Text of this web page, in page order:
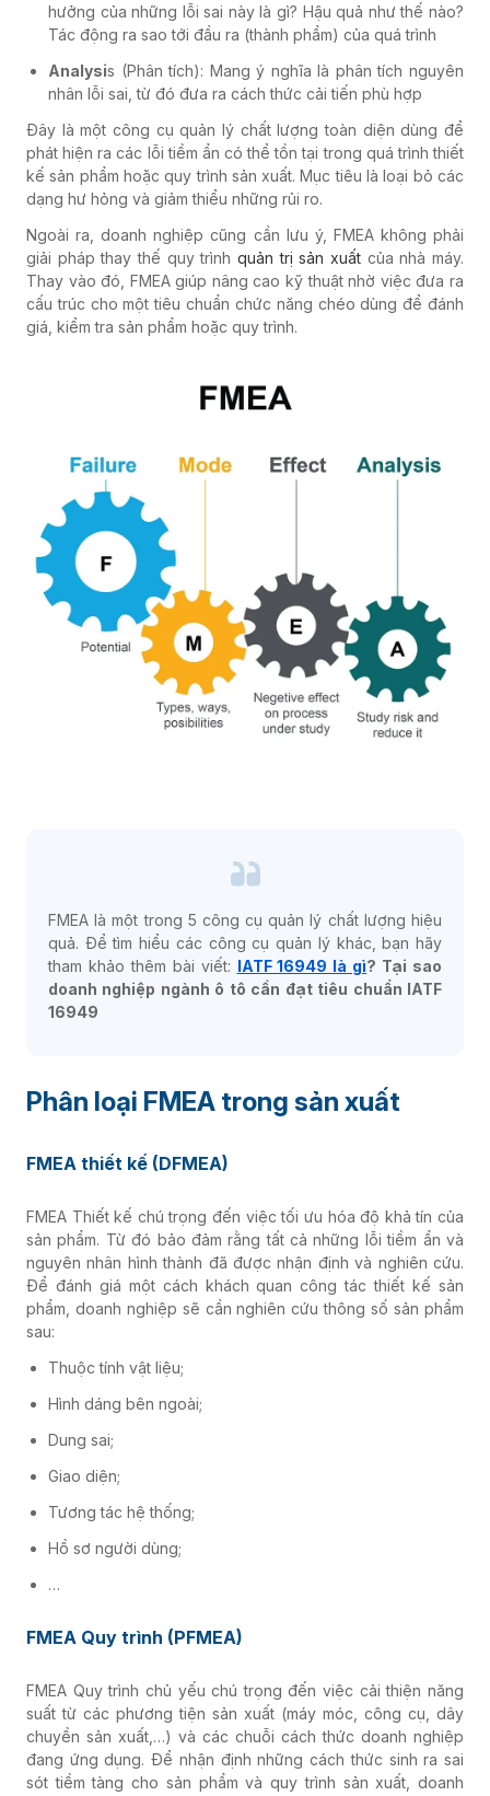
hưởng của những lỗi sai này là gì? Hậu quả như thế nào?
Tác động ra sao tới đầu ra (thành phẩm) của quá trình
Analysis (Phân tích): Mang ý nghĩa là phân tích nguyên
nhân lỗi sai, từ đó đưa ra cách thức cải tiến phù hợp
Đây là một công cụ quản lý chất lượng toàn diện dùng để
phát hiện ra các lỗi tiềm ẩn có thể tồn tại trong quá trình thiết
kế sản phẩm hoặc quy trình sản xuất. Mục tiêu là loại bỏ các
dạng hư hỏng và giảm thiểu những rủi ro.
Ngoài ra, doanh nghiệp cũng cần lưu ý, FMEA không phải
giải pháp thay thế quy trình quản trị sản xuất của nhà máy.
Thay vào đó, FMEA giúp nâng cao kỹ thuật nhờ việc đưa ra
cấu trúc cho một tiêu chuẩn chức năng chéo dùng để đánh
giá, kiểm tra sản phẩm hoặc quy trình.
FMEA là một trong 5 công cụ quản lý chất lượng hiệu
quả. Để tìm hiểu các công cụ quản lý khác, bạn hãy
tham khảo thêm bài viết: IATF 16949 là gì? Tại sao
doanh nghiệp ngành ô tô cần đạt tiêu chuẩn IATF
16949
Phân loại FMEA trong sản xuất
FMEA thiết kế (DFMEA)
FMEA Thiết kế chú trọng đến việc tối ưu hóa độ khả tín của
sản phẩm. Từ đó bảo đảm rằng tất cả những lỗi tiềm ẩn và
nguyên nhân hình thành đã được nhận định và nghiên cứu.
Để đánh giá một cách khách quan công tác thiết kế sản
phẩm, doanh nghiệp sẽ cần nghiên cứu thông số sản phẩm
sau:
Thuộc tính vật liệu;
Hình dáng bên ngoài;
Dung sai;
Giao diện;
Tương tác hệ thống;
Hồ sơ người dùng;
…
FMEA Quy trình (PFMEA)
FMEA Quy trình chủ yếu chú trọng đến việc cải thiện năng
suất từ các phương tiện sản xuất (máy móc, công cụ, dây
chuyền sản xuất,…) và các chuỗi cách thức doanh nghiệp
đang ứng dụng. Để nhận định những cách thức sinh ra sai
sót tiềm tàng cho sản phẩm và quy trình sản xuất, doanh